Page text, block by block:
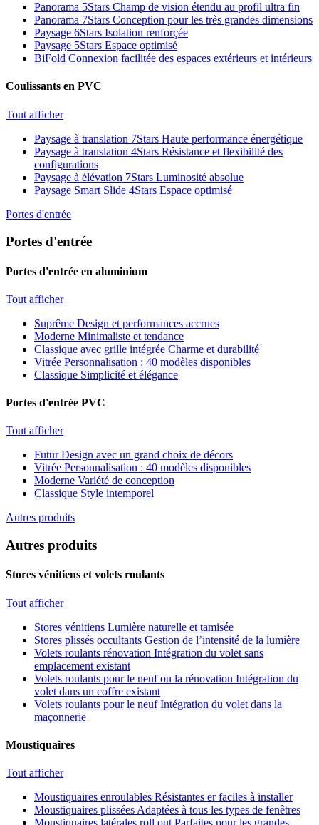
Panorama 5Stars Champ de vision étendu au profil ultra fin
Panorama 7Stars Conception pour les très grandes dimensions
Paysage 6Stars Isolation renforçée
Paysage 5Stars Espace optimisé
BiFold Connexion facilitée des espaces extérieurs et intérieurs
Coulissants en PVC
Tout afficher
Paysage à translation 7Stars Haute performance énergétique
Paysage à translation 4Stars Résistance et flexibilité des
configurations
Paysage à élévation 7Stars Luminosité absolue
Paysage Smart Slide 4Stars Espace optimisé
Portes d'entrée
Portes d'entrée
Portes d'entrée en aluminium
Tout afficher
Suprême Design et performances accrues
Moderne Minimaliste et tendance
Classique avec grille intégrée Charme et durabilité
Vitrée Personnalisation : 40 modèles disponibles
Classique Simplicité et élégance
Portes d'entrée PVC
Tout afficher
Futur Design avec un grand choix de décors
Vitrée Personnalisation : 40 modèles disponibles
Moderne Variété de conception
Classique Style intemporel
Autres produits
Autres produits
Stores vénitiens et volets roulants
Tout afficher
Stores vénitiens Lumière naturelle et tamisée
Stores plissés occultants Gestion de l’intensité de la lumière
Volets roulants rénovation Intégration du volet sans
emplacement existant
Volets roulants pour le neuf ou la rénovation Intégration du
volet dans un coffre existant
Volets roulants pour le neuf Intégration du volet dans la
maçonnerie
Moustiquaires
Tout afficher
Moustiquaires enroulables Résistantes er faciles à installer
Moustiquaires plissées Adaptées à tous les types de fenêtres